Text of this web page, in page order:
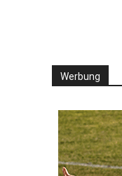
Werbung